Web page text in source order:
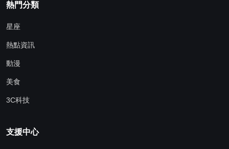
熱門分類
星座
熱點資訊
動漫
美食
3C科技
支援中心